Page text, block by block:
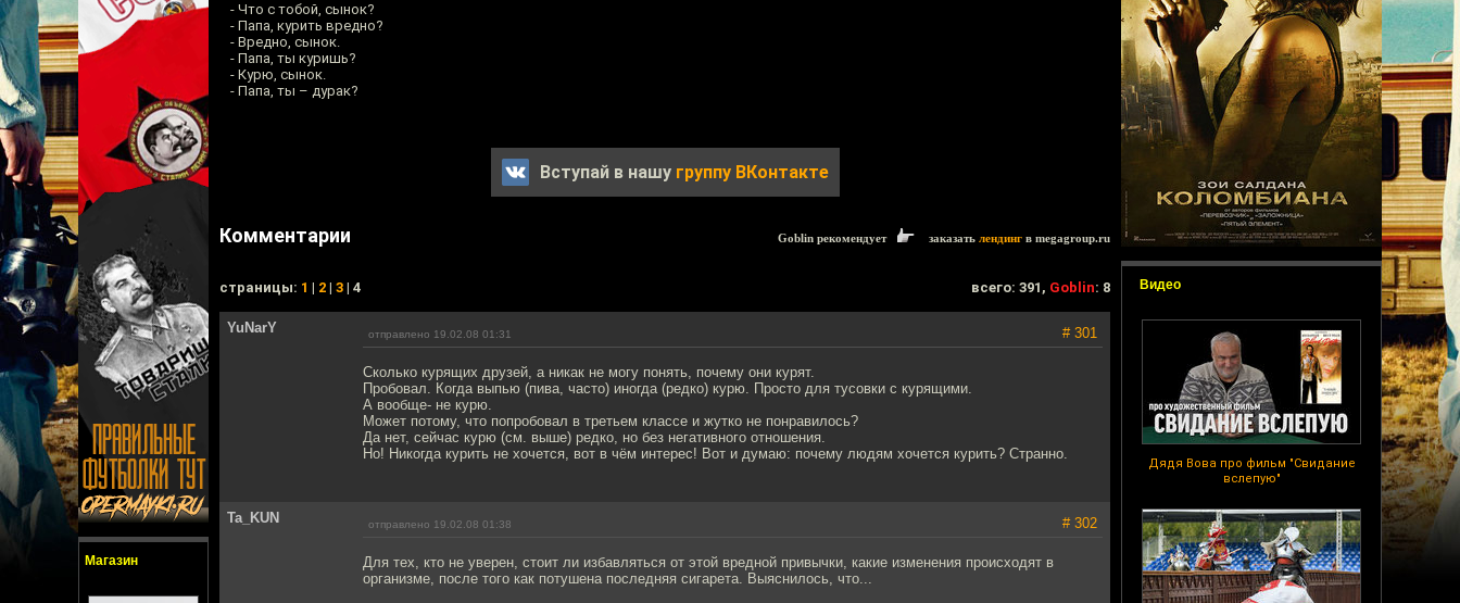
Магазин
Видео
Дядя Вова про фильм "Свидание
вслепую"
- Что с тобой, сынок?
- Папа, курить вредно?
- Вредно, сынок.
- Папа, ты куришь?
- Курю, сынок.
- Папа, ты – дурак?
Вступай в нашу группу ВКонтакте
Комментарии Goblin рекомендует заказать лендинг в megagroup.ru
cтраницы: 1 | 2 | 3 | 4 всего: 391, Goblin: 8
YuNarY отправлено 19.02.08 01:31 # 301
Сколько курящих друзей, а никак не могу понять, почему они курят.
Пробовал. Когда выпью (пива, часто) иногда (редко) курю. Просто для тусовки с курящими.
А вообще- не курю.
Может потому, что попробовал в третьем классе и жутко не понравилось?
Да нет, сейчас курю (см. выше) редко, но без негативного отношения.
Но! Никогда курить не хочется, вот в чём интерес! Вот и думаю: почему людям хочется курить? Странно.
Ta_KUN отправлено 19.02.08 01:38 # 302
Для тех, кто не уверен, стоит ли избавляться от этой вредной привычки, какие изменения происходят в
организме, после того как потушена последняя сигарета. Выяснилось, что...